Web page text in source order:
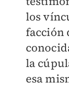
los
facción
la
esa